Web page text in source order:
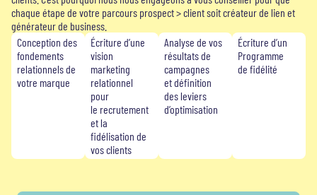
chaque étape de votre parcours prospect > client soit créateur de lien et
générateur de business.
Conception des
fondements
relationnels de
votre marque
Écriture d’une
vision
marketing
relationnel
pour
le recrutement
et la
fidélisation de
vos clients
Analyse de vos
résultats de
campagnes
et définition
des leviers
d’optimisation
Écriture d’un
Programme
de fidélité